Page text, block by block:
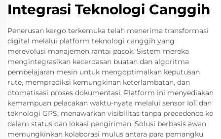
Integrasi Teknologi Canggih
Penerusan kargo terkemuka telah menerima transformasi
digital melalui platform teknologi canggih yang
merevolusi manajemen rantai pasok. Sistem mereka
mengintegrasikan kecerdasan buatan dan algoritma
pembelajaran mesin untuk mengoptimalkan keputusan
rute, memprediksi kemungkinan keterlambatan, dan
otomatisasi proses dokumentasi. Platform ini menyediakan
kemampuan pelacakan waktu-nyata melalui sensor IoT dan
teknologi GPS, menawarkan visibilitas tanpa precedence ke
dalam status dan lokasi pengiriman. Solusi berbasis awan
memungkinkan kolaborasi mulus antara para pemangku